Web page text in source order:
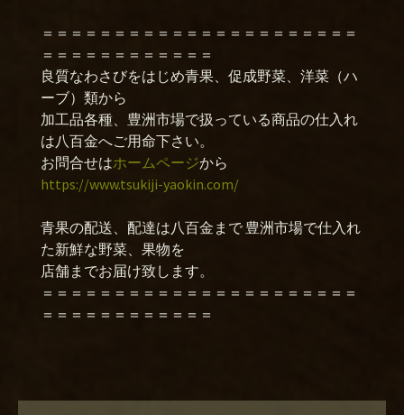
＝＝＝＝＝＝＝＝＝＝＝＝＝＝＝＝＝＝＝＝＝＝
＝＝＝＝＝＝＝＝＝＝＝＝
良質なわさびをはじめ青果、促成野菜、洋菜（ハ
ーブ）類から
加工品各種、豊洲市場で扱っている商品の仕入れ
は八百金へご用命下さい。
お問合せはホームページから
https://www.tsukiji-yaokin.com/
青果の配送、配達は八百金まで 豊洲市場で仕入れ
た新鮮な野菜、果物を
店舗までお届け致します。
＝＝＝＝＝＝＝＝＝＝＝＝＝＝＝＝＝＝＝＝＝＝
＝＝＝＝＝＝＝＝＝＝＝＝